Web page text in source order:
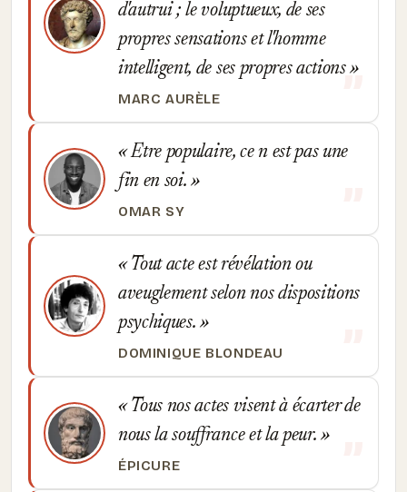
d'autrui ; le voluptueux, de ses
propres sensations et l'homme
intelligent, de ses propres actions
MARC AURÈLE
Etre populaire, ce n est pas une
fin en soi.
OMAR SY
Tout acte est révélation ou
aveuglement selon nos dispositions
psychiques.
DOMINIQUE BLONDEAU
Tous nos actes visent à écarter de
nous la souffrance et la peur.
ÉPICURE